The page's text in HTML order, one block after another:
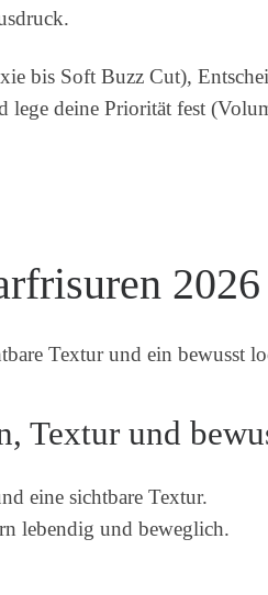
bis Soft Buzz Cut),
deine Priorität fest
2026
Textur und ein bewusst
Textur und
eine sichtbare Textur.
lebendig und beweglich.